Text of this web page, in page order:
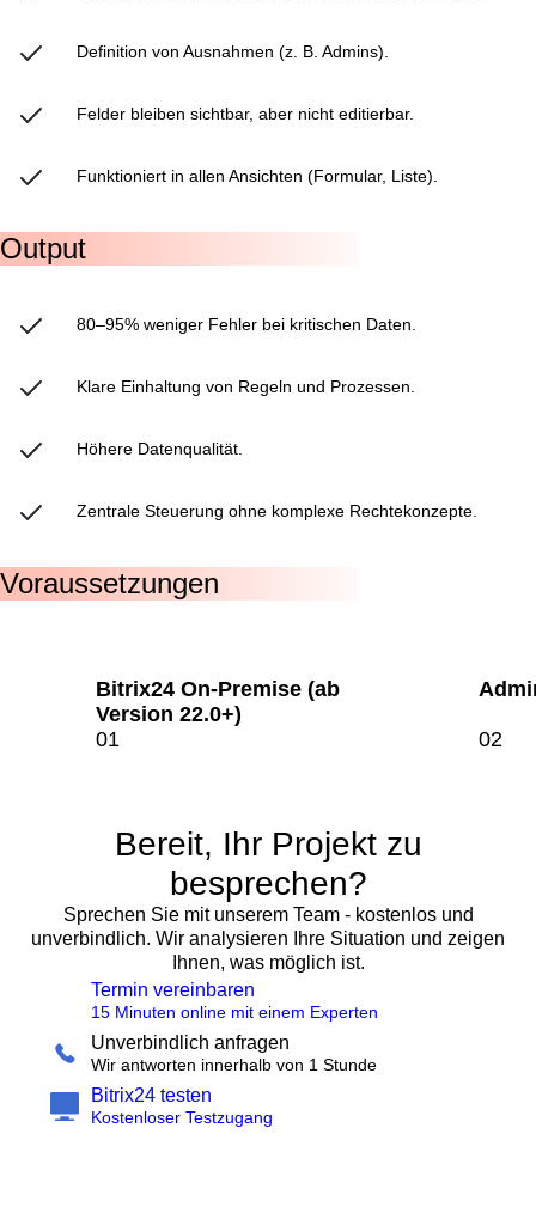
Definition von Ausnahmen (z. B. Admins).
Felder bleiben sichtbar, aber nicht editierbar.
Funktioniert in allen Ansichten (Formular, Liste).
Output
80–95% weniger Fehler bei kritischen Daten.
Klare Einhaltung von Regeln und Prozessen.
Höhere Datenqualität.
Zentrale Steuerung ohne komplexe Rechtekonzepte.
Voraussetzungen
Bitrix24 On-Premise (ab
Version 22.0+)
Bereit, Ihr Projekt zu
besprechen?
Sprechen Sie mit unserem Team - kostenlos und
unverbindlich. Wir analysieren Ihre Situation und zeigen
Ihnen, was möglich ist.
Termin vereinbaren
15 Minuten online mit einem Experten
Unverbindlich anfragen
Wir antworten innerhalb von 1 Stunde
Bitrix24 testen
Kostenloser Testzugang